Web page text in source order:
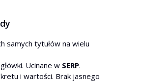
samych tytułów na wielu
Ucinane w SERP.
i wartości. Brak jasnego